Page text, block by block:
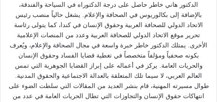
الدكتور هاني خاطر حاصل على درجة الدكتوراه في السياحة والفندقة،
بالإضافة إلى بكالوريوس في الصحافة والإعلام. يشغل حالياً منصب رئيس
الاتحاد الدولي للصحافة العربية وحقوق الإنسان في كندا، كما يتولى رئاسة
تحرير موقع الاتحاد الدولي للصحافة العربية وعدد من المنصات الإعلامية
الأخرى. يمتلك الدكتور خاطر خبرة واسعة في مجال الصحافة والإعلام، ويُعرف
بكونه صحفياً ومؤلفاً متخصصاً في تغطية قضايا الفساد وحقوق الإنسان
والحريات العامة. يركز في أعماله على إبراز القضايا الجوهرية التي تمس
العالم العربي، لا سيما تلك المتعلقة بالعدالة الاجتماعية والحقوق المدنية.
طوال مسيرته المهنية، قام بنشر العديد من المقالات التي سلطت الضوء على
انتهاكات حقوق الإنسان والتجاوزات التي تطال الحريات العامة في عدد من